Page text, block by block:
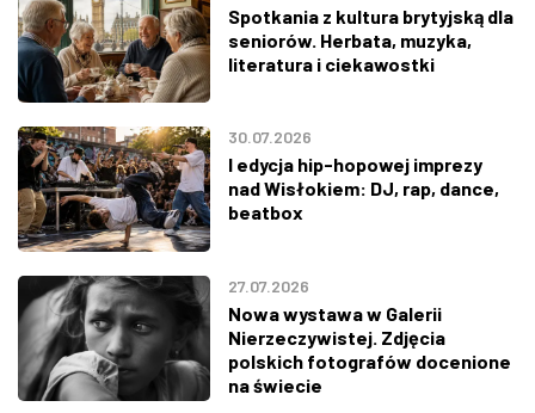
Spotkania z kultura brytyjską dla
seniorów. Herbata, muzyka,
literatura i ciekawostki
30.07.2026
I edycja hip-hopowej imprezy
nad Wisłokiem: DJ, rap, dance,
beatbox
27.07.2026
Nowa wystawa w Galerii
Nierzeczywistej. Zdjęcia
polskich fotografów docenione
na świecie